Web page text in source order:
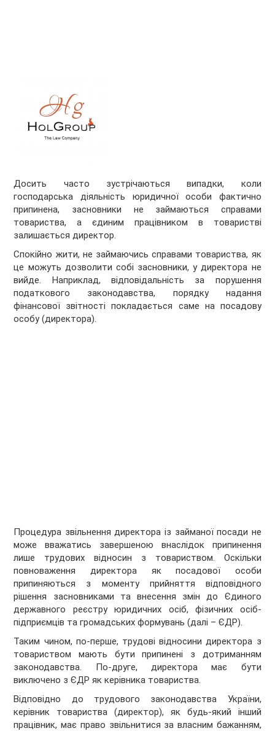
Досить часто зустрічаються випадки, коли
господарська діяльність юридичної особи фактично
припинена, засновники не займаються справами
товариства, а єдиним працівником в товаристві
залишається директор.
Спокійно жити, не займаючись справами товариства, як
це можуть дозволити собі засновники, у директора не
вийде. Наприклад, відповідальність за порушення
податкового законодавства, порядку надання
фінансової звітності покладається саме на посадову
особу (директора).
Процедура звільнення директора із займаної посади не
може вважатись завершеною внаслідок припинення
лише трудових відносин з товариством. Оскільки
повноваження директора як посадової особи
припиняються з моменту прийняття відповідного
рішення засновниками та внесення змін до Єдиного
державного реєстру юридичних осіб, фізичних осіб-
підприємців та громадських формувань (далі – ЄДР).
Таким чином, по-перше, трудові відносини директора з
товариством мають бути припинені з дотриманням
законодавства. По-друге, директора має бути
виключено з ЄДР як керівника товариства.
Відповідно до трудового законодавства України,
керівник товариства (директор), як будь-який інший
працівник, має право звільнитися за власним бажанням,